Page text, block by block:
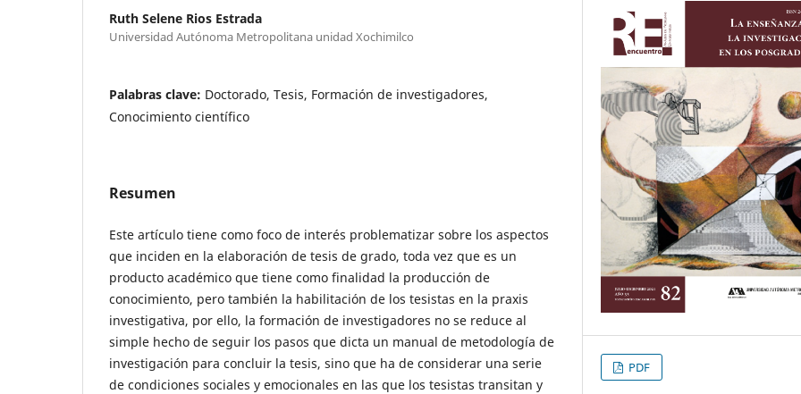
Ruth Selene Rios Estrada
Universidad Autónoma Metropolitana unidad Xochimilco
Palabras clave: Doctorado, Tesis, Formación de investigadores,
Conocimiento científico
Resumen
Este artículo tiene como foco de interés problematizar sobre los aspectos
que inciden en la elaboración de tesis de grado, toda vez que es un
producto académico que tiene como finalidad la producción de
conocimiento, pero también la habilitación de los tesistas en la praxis
investigativa, por ello, la formación de investigadores no se reduce al
simple hecho de seguir los pasos que dicta un manual de metodología de
investigación para concluir la tesis, sino que ha de considerar una serie
de condiciones sociales y emocionales en las que los tesistas transitan y
PDF